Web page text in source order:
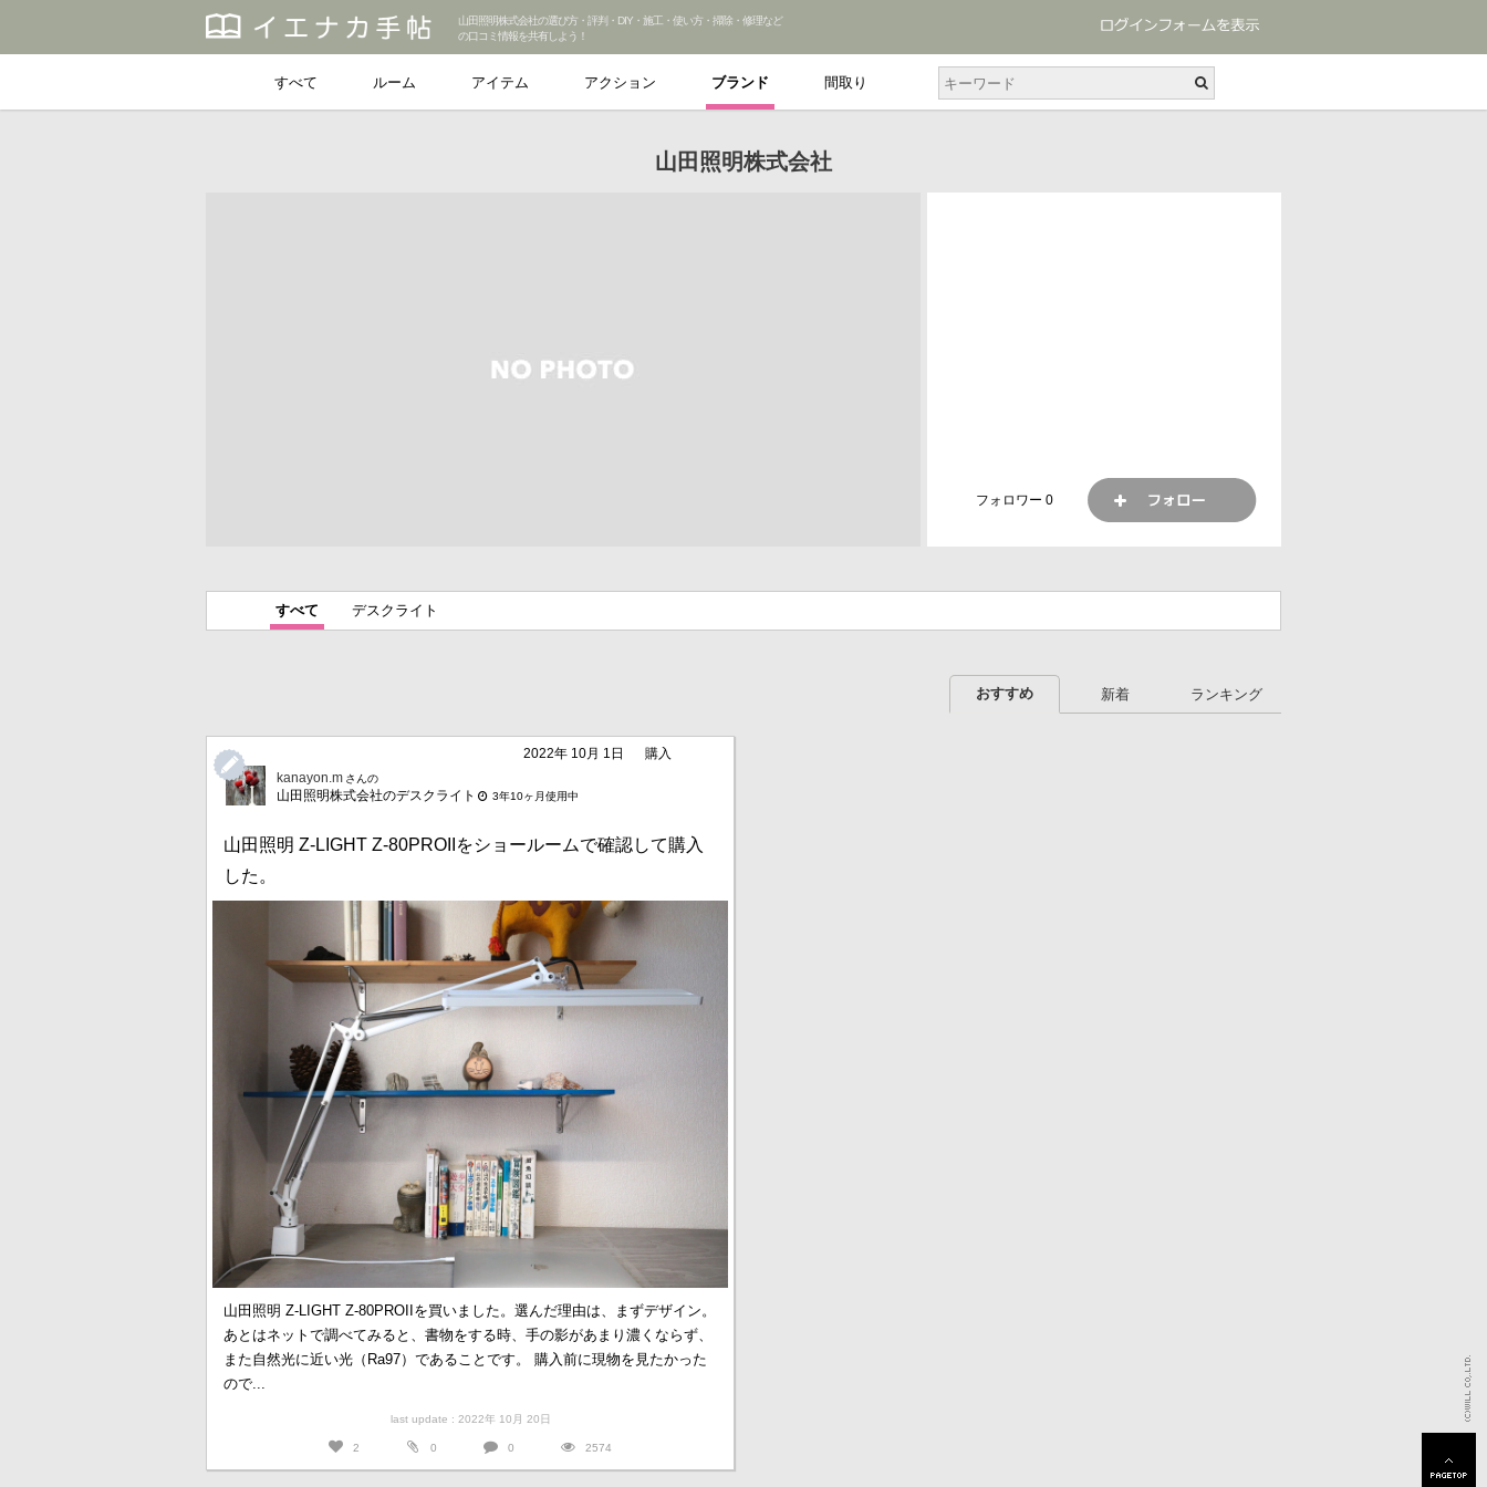
山田照明株式会社の選び方・評判・DIY・施工・使い方・掃除・修理など
の口コミ情報を共有しよう！
すべて ルーム アイテム アクション ブランド 間取り
山田照明株式会社
フォロワー 0
すべて デスクライト
おすすめ 新着 ランキング
2022年 10月 1日
購入
kanayon.m さんの
山田照明株式会社のデスクライト 3年10ヶ月使用中
山田照明 Z-LIGHT Z-80PROIIをショールームで確認して購入
した。
山田照明 Z-LIGHT Z-80PROIIを買いました。選んだ理由は、まずデザイン。
あとはネットで調べてみると、書物をする時、手の影があまり濃くならず、
また自然光に近い光（Ra97）であることです。 購入前に現物を見たかった
ので...
last update : 2022年 10月 20日
2 0 0 2574